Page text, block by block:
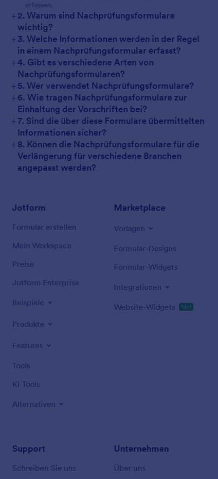
erfassen.
+2. Warum sind Nachprüfungsformulare
wichtig?
+3. Welche Informationen werden in der Regel
in einem Nachprüfungsformular erfasst?
+4. Gibt es verschiedene Arten von
Nachprüfungsformularen?
+5. Wer verwendet Nachprüfungsformulare?
+6. Wie tragen Nachprüfungsformulare zur
Einhaltung der Vorschriften bei?
+7. Sind die über diese Formulare übermittelten
Informationen sicher?
+8. Können die Nachprüfungsformulare für die
Verlängerung für verschiedene Branchen
angepasst werden?
Jotform
Formular erstellen
Mein Workspace
Preise
Jotform Enterprise
Beispiele
Produkte
Features
Tools
KI Tools
Alternativen
Marketplace
Vorlagen
Formular-Designs
Formular-Widgets
Integrationen
Website-Widgets NEU
Support
Schreiben Sie uns
Unternehmen
Über uns